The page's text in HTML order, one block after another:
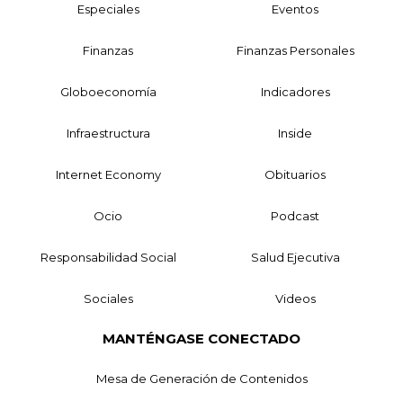
Especiales Eventos
Finanzas Finanzas Personales
Globoeconomía Indicadores
Infraestructura Inside
Internet Economy Obituarios
Ocio Podcast
Responsabilidad Social Salud Ejecutiva
Sociales Videos
MANTÉNGASE CONECTADO
Mesa de Generación de Contenidos